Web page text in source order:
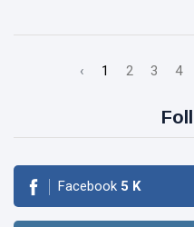
‹ 1 2 3 4
Facebook 5 K